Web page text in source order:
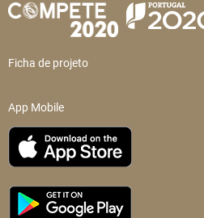
Ficha de projeto
App Mobile